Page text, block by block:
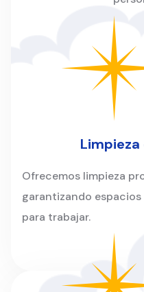
Ofrecemos limpieza
garantizando
para trabajar.